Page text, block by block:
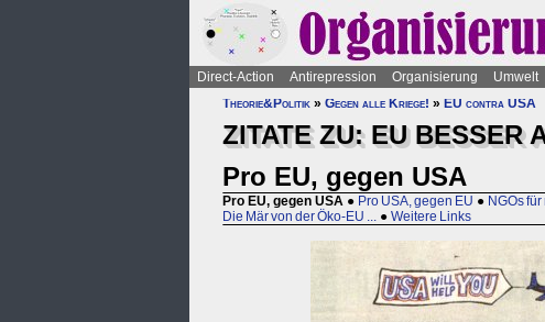
Direct-Action Antirepression Organisierung Umwelt
Theorie&Politik » Gegen alle Kriege! » EU contra USA
ZITATE ZU: EU BESSER
Pro EU, gegen USA
Pro EU, gegen USA ● Pro USA, gegen EU ● NGOs
Die Mär von der Öko-EU ... ● Weitere Links